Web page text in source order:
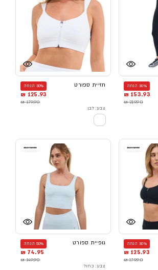
30% הנחה
153.93 ₪
219.90 ₪
חזיית ספורט 30% הנחה
125.93 ₪
179.90 ₪
צבע: לבן
30% הנחה
125.93 ₪
179.90 ₪
גופיית ספורט 50% הנחה
74.95 ₪
149.90 ₪
צבע: כחול